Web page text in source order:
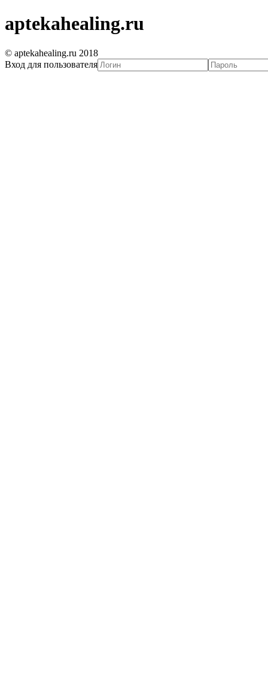
aptekahealing.ru
© aptekahealing.ru 2018
Вход для пользователя